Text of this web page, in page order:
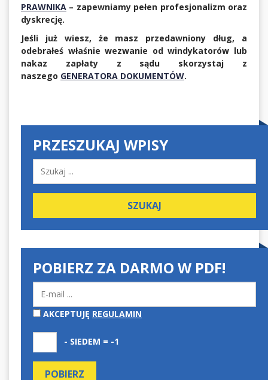
PRAWNIKA – zapewniamy pełen profesjonalizm oraz
dyskrecję.
Jeśli już wiesz, że masz przedawniony dług, a
odebrałeś właśnie wezwanie od windykatorów lub
nakaz zapłaty z sądu skorzystaj z
naszego GENERATORA DOKUMENTÓW.
PRZESZUKAJ WPISY
POBIERZ ZA DARMO W PDF!
AKCEPTUJĘ REGULAMIN
- SIEDEM = -1